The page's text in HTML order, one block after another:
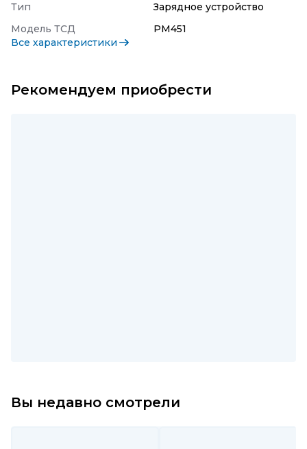
Тип
Зарядное устройство
Модель ТСД
PM451
Все характеристики
Рекомендуем приобрести
Вы недавно смотрели